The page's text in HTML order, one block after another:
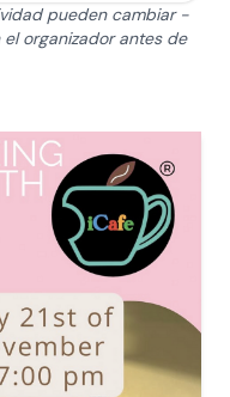
pueden cambiar -
organizador antes de